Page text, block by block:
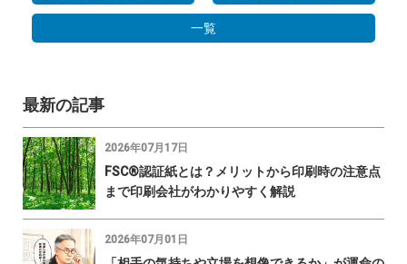
一覧
最新の記事
2026年07月17日
FSC®認証紙とは？メリットから印刷時の注意点
まで印刷会社がわかりやすく解説
2026年07月01日